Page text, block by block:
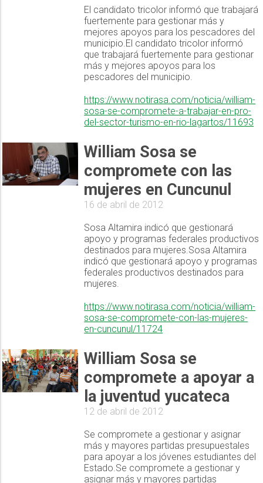
El candidato tricolor informó que trabajará
fuertemente para gestionar más y
mejores apoyos para los pescadores del
municipio.El candidato tricolor informó
que trabajará fuertemente para gestionar
más y mejores apoyos para los
pescadores del municipio.
https://www.notirasa.com/noticia/william-
sosa-se-compromete-a-trabajar-en-pro-
del-sector-turismo-en-rio-lagartos/11693
William Sosa se
compromete con las
mujeres en Cuncunul
16 de abril de 2012
Sosa Altamira indicó que gestionará
apoyo y programas federales productivos
destinados para mujeres.Sosa Altamira
indicó que gestionará apoyo y programas
federales productivos destinados para
mujeres.
https://www.notirasa.com/noticia/william-
sosa-se-compromete-con-las-mujeres-
en-cuncunul/11724
William Sosa se
compromete a apoyar a
la juventud yucateca
12 de abril de 2012
Se compromete a gestionar y asignar
más y mayores partidas presupuestales
para apoyar a los jóvenes estudiantes del
Estado.Se compromete a gestionar y
asignar más y mayores partidas